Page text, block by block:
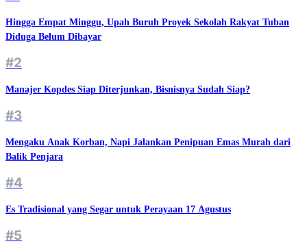
Hingga Empat Minggu, Upah Buruh Proyek Sekolah Rakyat Tuban
Diduga Belum Dibayar
#2
Manajer Kopdes Siap Diterjunkan, Bisnisnya Sudah Siap?
#3
Mengaku Anak Korban, Napi Jalankan Penipuan Emas Murah dari
Balik Penjara
#4
Es Tradisional yang Segar untuk Perayaan 17 Agustus
#5